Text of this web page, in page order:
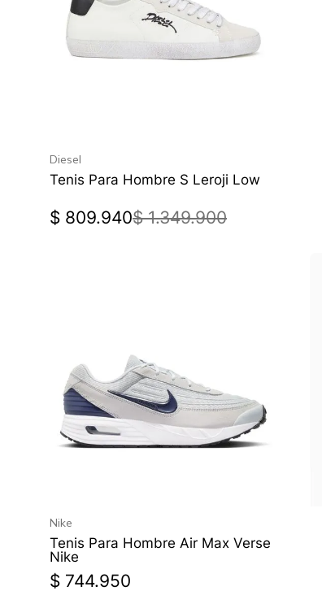
Diesel
Tenis Para Hombre S Leroji Low
$ 809.940$ 1.349.900
Nike
Tenis Para Hombre Air Max Verse
Nike
$ 744.950